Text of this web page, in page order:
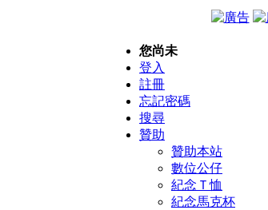
您尚未
登入
註冊
忘記密碼
搜尋
贊助
贊助本站
數位公仔
紀念Ｔ恤
紀念馬克杯